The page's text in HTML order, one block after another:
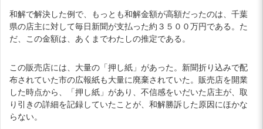
和解で解決した例で、もっとも和解金額が高額だったのは、千葉
県の店主に対して毎日新聞が支払った約３５００万円である。た
だ、この金額は、あくまでわたしの推定である。
この販売店には、大量の「押し紙」があった。新聞折り込みで配
布されていた市の広報紙も大量に廃棄されていた。販売店を開業
した時点から、「押し紙」があり、不信感をいだいた店主が、取
り引きの詳細を記録していたことが、和解勝訴した原因にほかな
らない。